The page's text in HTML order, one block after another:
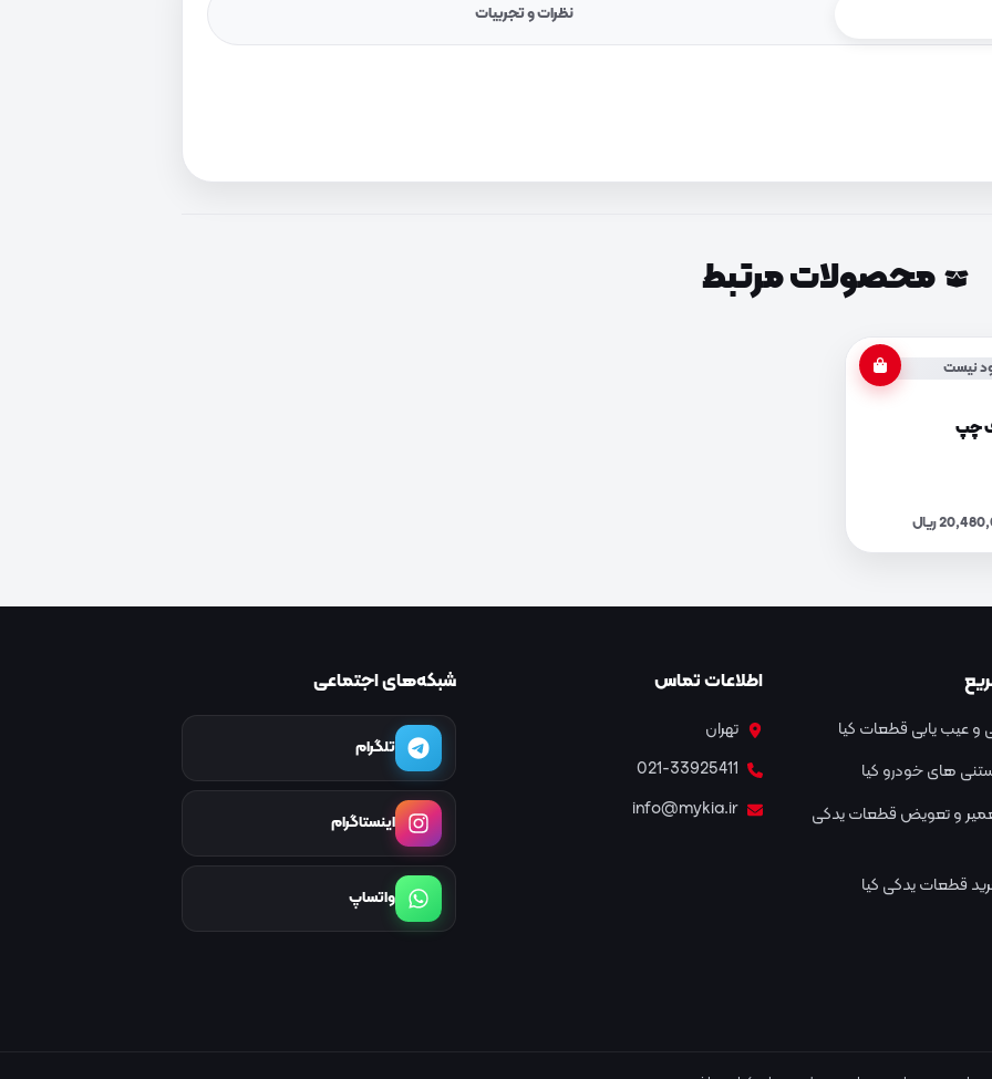
نظرات و تجربیات
محصولات مرتبط
نیست
چپ
و عیب یابی قطعات کیا
های خودرو کیا
و تعویض قطعات یدکی
قطعات یدکی کیا
اطلاعات تماس
تهران
021-33925411
info@mykia.ir
شبکه‌های اجتماعی
تلگرام
اینستاگرام
واتساپ